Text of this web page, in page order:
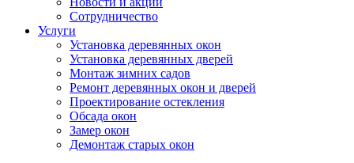
Сотрудничество
Услуги
Установка деревянных окон
Установка деревянных дверей
Монтаж зимних садов
Ремонт деревянных окон и дверей
Проектирование остекления
Обсада окон
Замер окон
Демонтаж старых окон